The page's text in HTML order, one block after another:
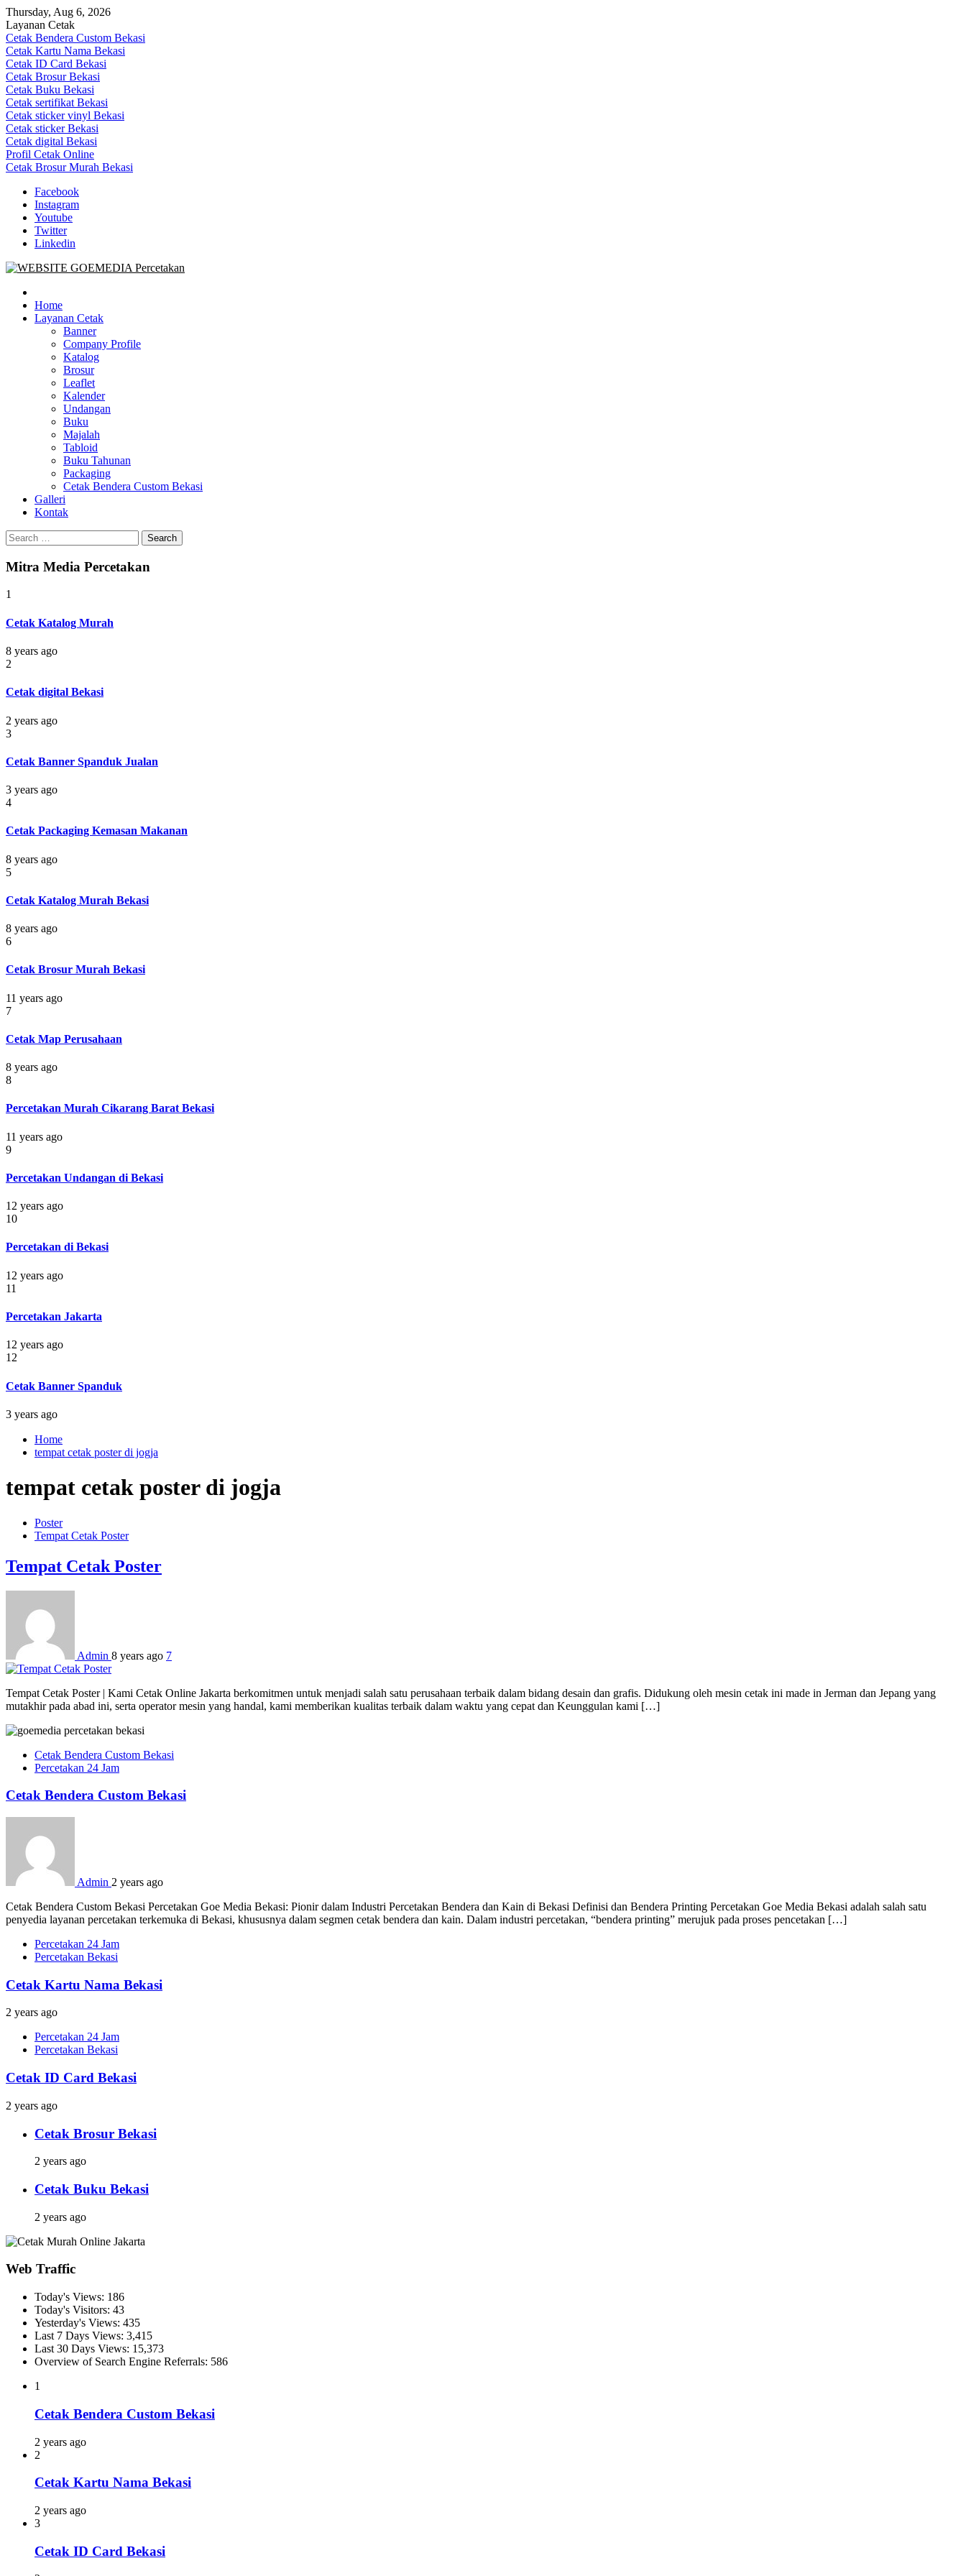
Skip
to
content
Thursday, Aug 6, 2026
Layanan Cetak
Cetak Bendera Custom Bekasi
Cetak Kartu Nama Bekasi
Cetak ID Card Bekasi
Cetak Brosur Bekasi
Cetak Buku Bekasi
Cetak sertifikat Bekasi
Cetak sticker vinyl Bekasi
Cetak sticker Bekasi
Cetak digital Bekasi
Profil Cetak Online
Cetak Brosur Murah Bekasi
Facebook
Instagram
Youtube
Twitter
Linkedin
Goe Media Percetakan | 0822-4439-5599 (Call/WA)
0822-4439-5599 (Call/WA) Percetakan jasa cetak banner buku yasin invoice kartu nama label map nota spanduk stiker undangan pernikahan murah online 24 jam
Home
Layanan Cetak
Banner
Company Profile
Katalog
Brosur
Leaflet
Kalender
Undangan
Buku
Majalah
Tabloid
Buku Tahunan
Packaging
Cetak Bendera Custom Bekasi
Galleri
Kontak
Search
for:
Mitra Media Percetakan
1
Cetak Katalog Murah
8 years ago
2
Cetak digital Bekasi
2 years ago
3
Cetak Banner Spanduk Jualan
3 years ago
4
Cetak Packaging Kemasan Makanan
8 years ago
5
Cetak Katalog Murah Bekasi
8 years ago
6
Cetak Brosur Murah Bekasi
11 years ago
7
Cetak Map Perusahaan
8 years ago
8
Percetakan Murah Cikarang Barat Bekasi
11 years ago
9
Percetakan Undangan di Bekasi
12 years ago
10
Percetakan di Bekasi
12 years ago
11
Percetakan Jakarta
12 years ago
12
Cetak Banner Spanduk
3 years ago
Home
tempat cetak poster di jogja
tempat cetak poster di jogja
Poster
Tempat Cetak Poster
Tempat Cetak Poster
Admin 8 years ago 7
Tempat Cetak Poster | Kami Cetak Online Jakarta berkomitmen untuk menjadi salah satu perusahaan terbaik dalam bidang desain dan grafis. Didukung oleh mesin cetak ini made in Jerman dan Jepang yang
mutakhir pada abad ini, serta operator mesin yang handal, kami memberikan kualitas terbaik dalam waktu yang cepat dan Keunggulan kami […]
Cetak Bendera Custom Bekasi
Percetakan 24 Jam
Cetak Bendera Custom Bekasi
Admin 2 years ago
Cetak Bendera Custom Bekasi Percetakan Goe Media Bekasi: Pionir dalam Industri Percetakan Bendera dan Kain di Bekasi Definisi dan Bendera Printing Percetakan Goe Media Bekasi adalah salah satu
penyedia layanan percetakan terkemuka di Bekasi, khususnya dalam segmen cetak bendera dan kain. Dalam industri percetakan, “bendera printing” merujuk pada proses pencetakan […]
Percetakan 24 Jam
Percetakan Bekasi
Cetak Kartu Nama Bekasi
2 years ago
Percetakan 24 Jam
Percetakan Bekasi
Cetak ID Card Bekasi
2 years ago
Cetak Brosur Bekasi
2 years ago
Cetak Buku Bekasi
2 years ago
Web Traffic
Today's Views: 186
Today's Visitors: 43
Yesterday's Views: 435
Last 7 Days Views: 3,415
Last 30 Days Views: 15,373
Overview of Search Engine Referrals: 586
1
Cetak Bendera Custom Bekasi
2 years ago
2
Cetak Kartu Nama Bekasi
2 years ago
3
Cetak ID Card Bekasi